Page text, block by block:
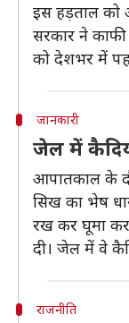
इस हड़ताल को
सरकार ने
को देशभर में
जानकारी
जेल में
आपातकाल के
सिख का भेष
रख कर घूमा
दी। जेल में वे
राजनीति